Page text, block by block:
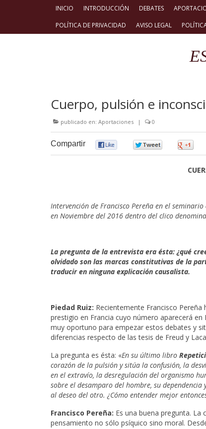
INICIO INTRODUCCIÓN DEBATES
POLÍTICA DE PRIVACIDAD
AVISO LEGAL
Cuerpo, pulsión e
publicado en: Aportaciones | 0
Compartir
Intervención de Francisco Pereña en el
en Noviembre del 2016 dentro del clico
La pregunta de la entrevista era ésta: ¿qué
olvidado son las marcas constitutivas de la
traducir en ninguna explicación causalista.
Piedad Ruiz: Recientemente Francisco
prestigio en Francia cuyo número aparecerá
muy oportuno para empezar estos debates y
diferencias respecto de las tesis de Freud y
La pregunta es ésta: «En su último libro
corazón de la pulsión y sitúa la confusión, la
en el extravío, la desregulación del organismo
sobre el desamparo del hombre, su
al deseo del otro. ¿Cómo entender mejor
Francisco Pereña: Es una buena pregunta.
pensamiento no sólo psíquico sino moral.